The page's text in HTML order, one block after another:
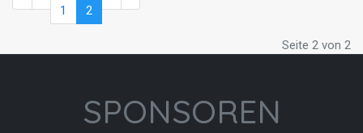
1 2
Seite 2 von 2
SPONSOREN